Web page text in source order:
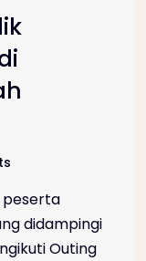
peserta
didampingi
Outing